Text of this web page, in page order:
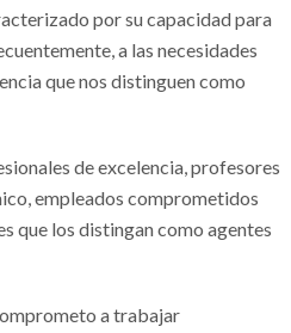
por su capacidad para
a las necesidades
que nos distinguen como
de excelencia, profesores
empleados comprometidos
que los distingan como agentes
a trabajar